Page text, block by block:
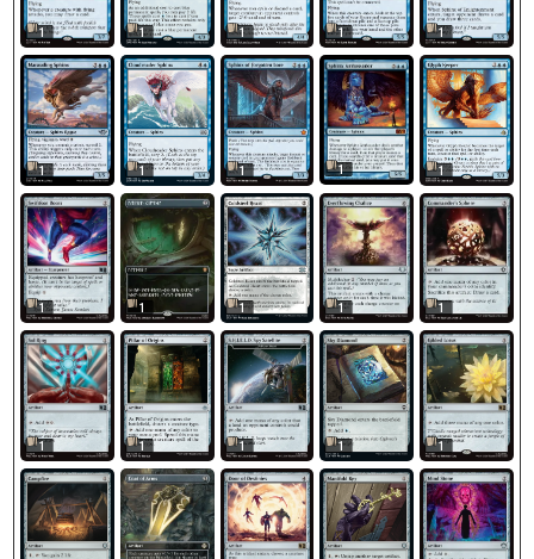
1 1 1 1 1
1 1 1 1 1
1 1 1 1 1
1 1 1 1 1